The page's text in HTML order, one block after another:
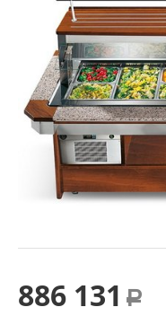
886 131 Р